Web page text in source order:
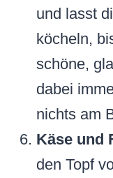
und lasst
köcheln,
schöne,
dabei
nichts am
Käse und
den Topf